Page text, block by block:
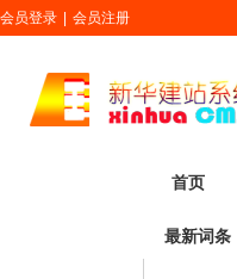
会员登录 会员注册
首页
最新词条